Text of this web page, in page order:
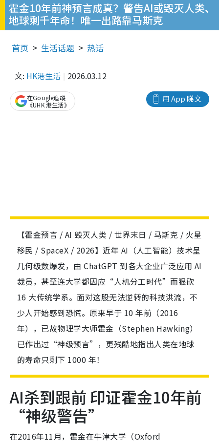
霍金10年前神预言成真？警告AI或毁灭人类、
地球剩千年命！唯一出路靠马斯克
首页 生活话题 热话
文: HK港生活 2026.03.12
用 App 睇文
在Google追蹤
《UHK 港生活》
【霍金预言 / AI 毁灭人类 / 世界末日 / 马斯克 / 火星
移民 / SpaceX / 2026】近年 AI（人工智能）技术呈
几何级数爆发，由 ChatGPT 到各大企业广泛应用 AI
裁员，甚至连大学都因应“人机分工时代”而狠砍
16 大传统学系。面对这股无法逆转的科技洪流，不
少人开始感到恐慌。原来早于 10 年前（2016
年），已故物理学大师霍金（Stephen Hawking）
已作出过“神级预言”，更残酷地指出人类在地球
的寿命只剩下 1000 年！
AI杀到跟前 印证霍金10年前
“神级警告”
在2016年11月，霍金在牛津大学（Oxford